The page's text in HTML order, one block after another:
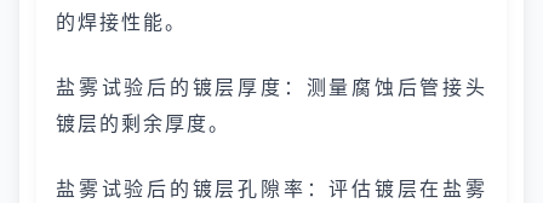
的焊接性能。
盐雾试验后的镀层厚度：测量腐蚀后管接头
镀层的剩余厚度。
盐雾试验后的镀层孔隙率：评估镀层在盐雾